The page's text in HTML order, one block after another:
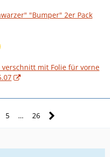
"Bumper" 2er Pack
mit Folie für vorne
5 … 26